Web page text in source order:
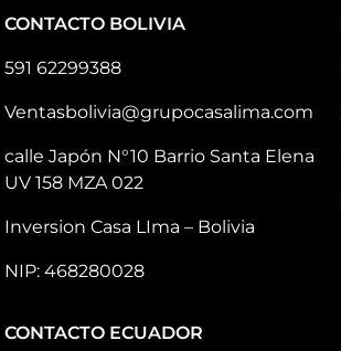
CONTACTO BOLIVIA
591 62299388
Ventasbolivia@grupocasalima.com
calle Japón N°10 Barrio Santa Elena
UV 158 MZA 022
Inversion Casa LIma – Bolivia
NIP: 468280028
CONTACTO ECUADOR